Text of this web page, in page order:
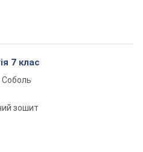
7 клас
Соболь
зошит